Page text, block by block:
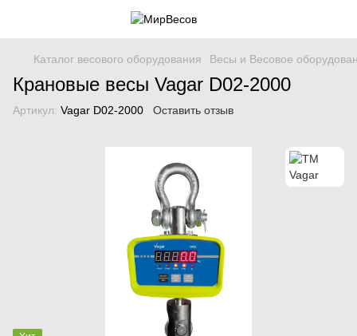
Каталог весового оборудования Весы и Весовое
Крановые весы Vagar D02-2000
Артикул: Vagar D02-2000 Оставить отзыв